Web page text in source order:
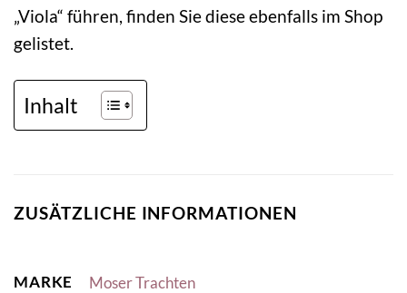
„Viola“ führen, finden Sie diese ebenfalls im Shop
gelistet.
Inhalt
ZUSÄTZLICHE INFORMATIONEN
MARKE Moser Trachten